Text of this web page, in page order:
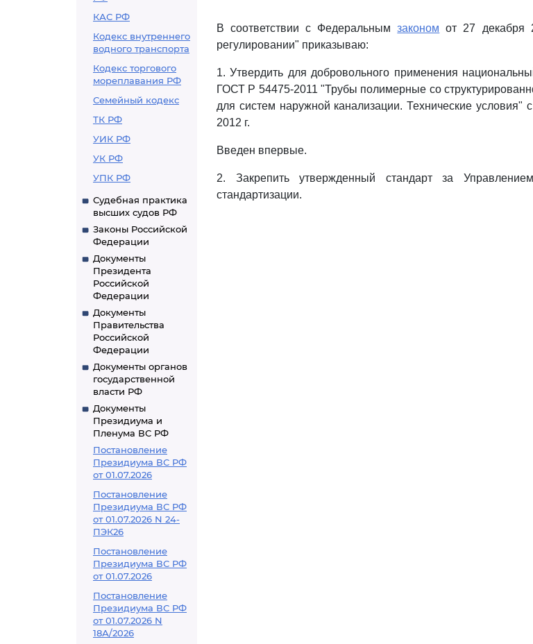
КАС РФ
Кодекс внутреннего
водного транспорта
Кодекс торгового
мореплавания РФ
Семейный кодекс
ТК РФ
УИК РФ
УК РФ
УПК РФ
Судебная практика
высших судов РФ
Законы Российской
Федерации
Документы
Президента
Российской
Федерации
Документы
Правительства
Российской
Федерации
Документы органов
государственной
власти РФ
Документы
Президиума и
Пленума ВС РФ
Постановление
Президиума ВС РФ
от 01.07.2026
Постановление
Президиума ВС РФ
от 01.07.2026 N 24-
ПЭК26
Постановление
Президиума ВС РФ
от 01.07.2026
Постановление
Президиума ВС РФ
от 01.07.2026 N
18А/2026
В соответствии с Федеральнымзаконом от 27 декабря
регулировании" приказываю:
1. Утвердить для добровольного применения
ГОСТ Р 54475-2011 "Трубы полимерные со
для систем наружной канализации. Технические условия"
2012 г.
Введен впервые.
2. Закрепить утвержденный стандарт за
стандартизации.